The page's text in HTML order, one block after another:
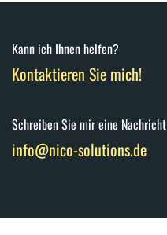
Kann ich Ihnen helfen?
Kontaktieren Sie mich!
Schreiben Sie mir eine Nachricht
info@nico-solutions.de